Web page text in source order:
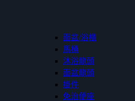
面盆/浴櫃
馬桶
沐浴龍頭
面盆龍頭
掛件
免治便座